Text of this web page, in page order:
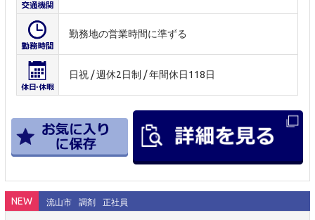
勤務地の営業時間に準ずる
日祝 / 週休2日制 / 年間休日118日
NEW 流山市 調剤 正社員